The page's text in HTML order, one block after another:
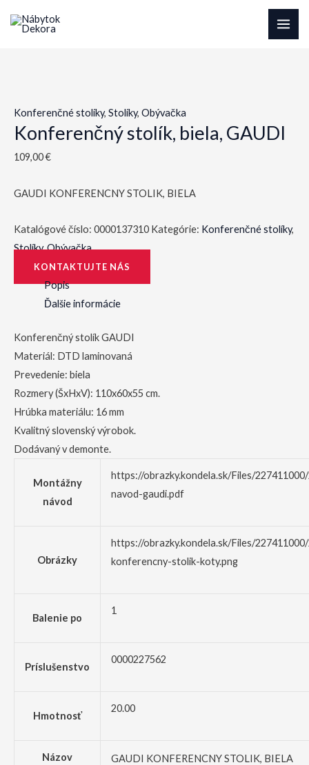
Konferenčné stolíky, Stolíky, Obývačka
Konferenčný stolík, biela, GAUDI
109,00€
GAUDI KONFERENCNY STOLIK, BIELA
Katalógové číslo: 0000137310 Kategórie: Konferenčné stolíky,
Stolíky,Obývačka
KONTAKTUJTE NÁS
Popis
Ďalšie informácie
Konferenčný stolík GAUDI
Materiál: DTD laminovaná
Prevedenie: biela
Rozmery (ŠxHxV): 110x60x55 cm.
Hrúbka materiálu: 16 mm
Kvalitný slovenský výrobok.
Dodávaný v demonte.
Montážny
návod
https://obrazky.kondela.sk/Files/
navod-gaudi.pdf
Obrázky
https://obrazky.kondela.sk/Files/
konferencny-stolik-koty.png
Balenie po
1
Príslušenstvo
0000227562
Hmotnosť
20.00
Názov
GAUDI KONFERENCNY STOLIK, BIELA